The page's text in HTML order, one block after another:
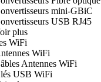
mini-GBiC
USB RJ45
plus
WiFi
WiFi
Antennes WiFi
USB WiFi